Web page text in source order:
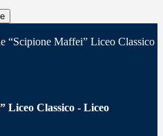
“Scipione Maffei” Liceo Classico
Liceo Classico - Liceo